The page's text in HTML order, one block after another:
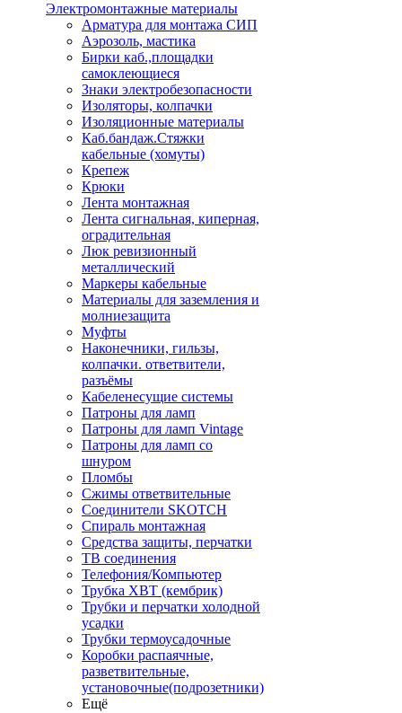
Электромонтажные материалы
Арматура для монтажа СИП
Аэрозоль, мастика
Бирки каб.,площадки
самоклеющиеся
Знаки электробезопасности
Изоляторы, колпачки
Изоляционные материалы
Каб.бандаж.Стяжки
кабельные (хомуты)
Крепеж
Крюки
Лента монтажная
Лента сигнальная, киперная,
оградительная
Люк ревизионный
металлический
Маркеры кабельные
Материалы для заземления и
молниезащита
Муфты
Наконечники, гильзы,
колпачки. ответвители,
разъёмы
Кабеленесущие системы
Патроны для ламп
Патроны для ламп Vintage
Патроны для ламп со
шнуром
Пломбы
Сжимы ответвительные
Соединители SKOTCH
Спираль монтажная
Средства защиты, перчатки
ТВ соединения
Телефония/Компьютер
Трубка ХВТ (кембрик)
Трубки и перчатки холодной
усадки
Трубки термоусадочные
Коробки распаячные,
разветвительные,
установочные(подрозетники)
Ещё